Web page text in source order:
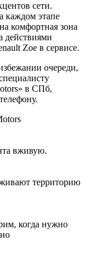
сети.
каждом этапе
комфортная зона
действиями
Zoe в сервисе.
очереди,
в СПб,
вживую.
территорию
когда нужно